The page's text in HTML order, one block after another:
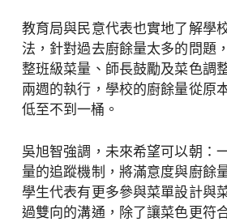
教育局與民意代表也實地了解學
法，針對過去廚餘量太多的問題
整班級菜量、師長鼓勵及菜色調
兩週的執行，學校的廚餘量從原
低至不到一桶。
吳旭智強調，未來希望可以朝：
量的追蹤機制，將滿意度與廚餘
學生代表有更多參與菜單設計與
過雙向的溝通，除了讓菜色更符